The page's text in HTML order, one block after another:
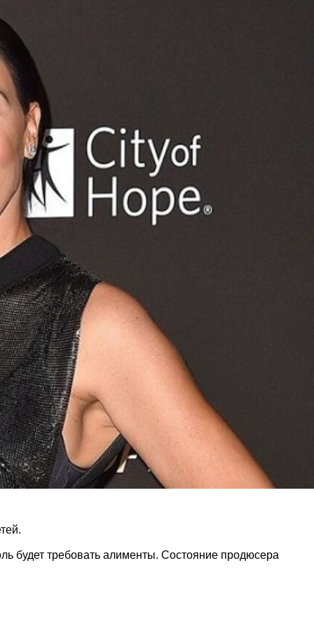
будет требовать алименты. Состояние продюсера